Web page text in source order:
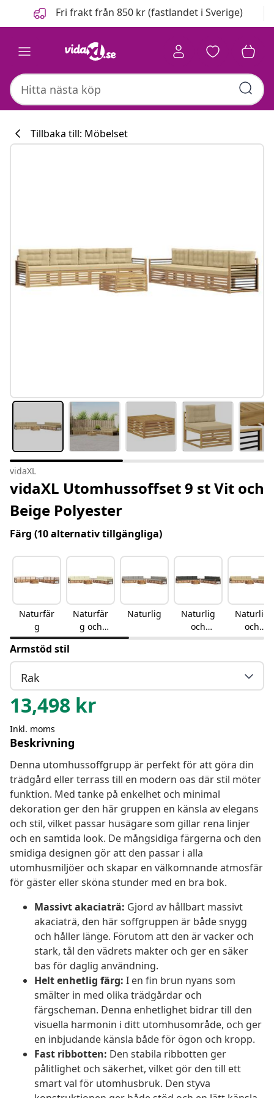
FöregåendeFri frakt från 850 kr (fastlandet i Sverige)
Tillbaka till: Möbelset
vidaXL
vidaXL Utomhussoffset 9 st Vit och
Beige Polyester
Färg (10 alternativ tillgängliga)
Naturfär
g
Naturfär
g och
gräddvit
Naturlig
Naturlig
och
antracit
Naturlig
och
beige
Armstöd stil
Rak
13,498 kr
Inkl. moms
Beskrivning
Denna utomhussoffgrupp är perfekt för att göra din
trädgård eller terrass till en modern oas där stil möter
funktion. Med tanke på enkelhet och minimal
dekoration ger den här gruppen en känsla av elegans
och stil, vilket passar husägare som gillar rena linjer
och en samtida look. De mångsidiga färgerna och den
smidiga designen gör att den passar i alla
utomhusmiljöer och skapar en välkomnande atmosfär
för gäster eller sköna stunder med en bra bok.
Massivt akaciaträ: Gjord av hållbart massivt
akaciaträ, den här soffgruppen är både snygg
och håller länge. Förutom att den är vacker och
stark, tål den vädrets makter och ger en säker
bas för daglig användning.
Helt enhetlig färg: I en fin brun nyans som
smälter in med olika trädgårdar och
färgscheman. Denna enhetlighet bidrar till den
visuella harmonin i ditt utomhusområde, och ger
en inbjudande känsla både för ögon och kropp.
Fast ribbotten: Den stabila ribbotten ger
pålitlighet och säkerhet, vilket gör den till ett
smart val för utomhusbruk. Den styva